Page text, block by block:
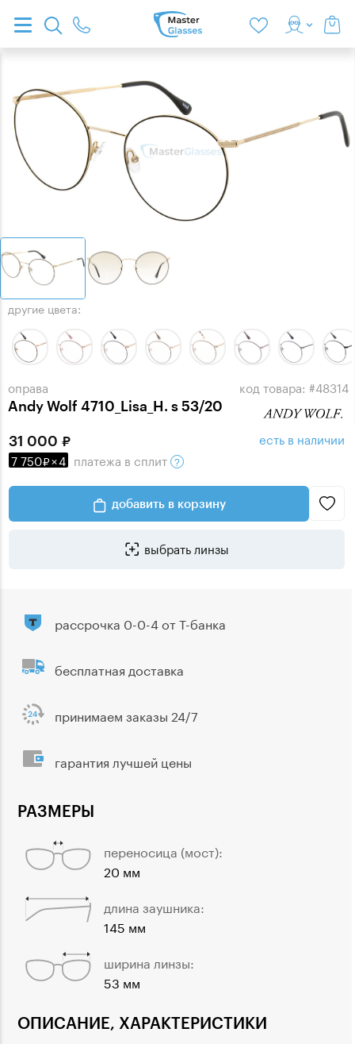
оправа
Andy Wolf 4710_Lisa_H. s 53/20
код товара: #48314
другие цвета:
31 000
7 750 ×4 платежа в сплит
есть в наличии
добавить в корзину
выбрать линзы
ОПИСАНИЕ, ХАРАКТЕРИСТИКИ
РАЗМЕРЫ
переносица (мост):
20 мм
длина заушника:
145 мм
ширина линзы:
53 мм
рассрочка 0-0-4 от Т-банка
бесплатная доставка
принимаем заказы 24/7
гарантия лучшей цены